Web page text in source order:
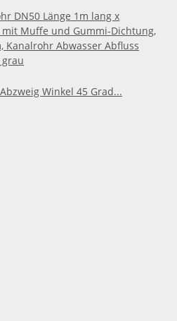
DN50 Länge 1m lang x
Muffe und Gummi-Dichtung,
Kanalrohr Abwasser Abfluss